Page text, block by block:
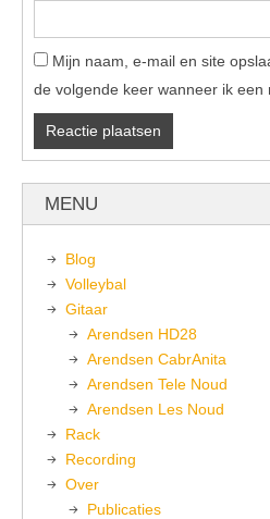
Mijn naam, e-mail en site
de volgende keer wanneer ik een
MENU
Blog
Volleybal
Gitaar
Arendsen HD28
Arendsen CabrAnita
Arendsen Tele Noud
Arendsen Les Noud
Rack
Recording
Over
Publicaties